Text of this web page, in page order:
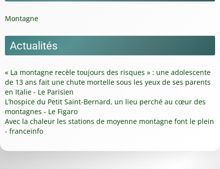
Montagne
Actualités
« La montagne recèle toujours des risques » : une adolescente
de 13 ans fait une chute mortelle sous les yeux de ses parents
en Italie - Le Parisien
L’hospice du Petit Saint-Bernard, un lieu perché au cœur des
montagnes - Le Figaro
Avec la chaleur les stations de moyenne montagne font le plein
- franceinfo